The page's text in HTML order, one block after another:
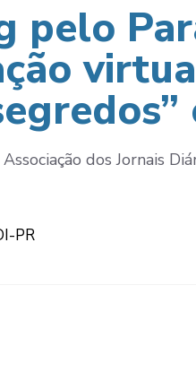
pelo
dos Jornais
PR